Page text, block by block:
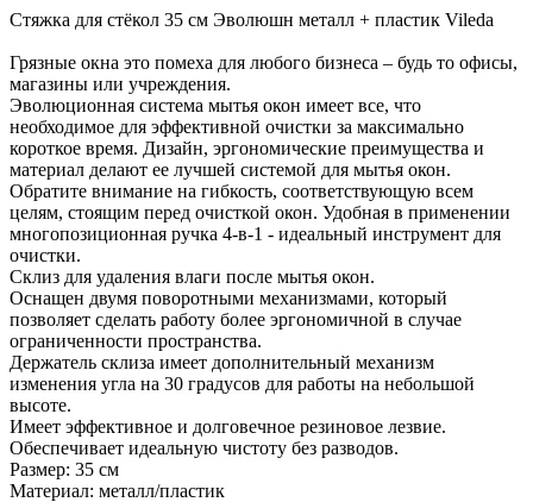
Стяжка для стёкол 35 см Эволюшн металл + пластик Vileda
Грязные окна это помеха для любого бизнеса – будь то офисы,
магазины или учреждения.
Эволюционная система мытья окон имеет все, что
необходимое для эффективной очистки за максимально
короткое время. Дизайн, эргономические преимущества и
материал делают ее лучшей системой для мытья окон.
Обратите внимание на гибкость, соответствующую всем
целям, стоящим перед очисткой окон. Удобная в применении
многопозиционная ручка 4-в-1 - идеальный инструмент для
очистки.
Склиз для удаления влаги после мытья окон.
Оснащен двумя поворотными механизмами, который
позволяет сделать работу более эргономичной в случае
ограниченности пространства.
Держатель склиза имеет дополнительный механизм
изменения угла на 30 градусов для работы на небольшой
высоте.
Имеет эффективное и долговечное резиновое лезвие.
Обеспечивает идеальную чистоту без разводов.
Размер: 35 см
Материал: металл/пластик